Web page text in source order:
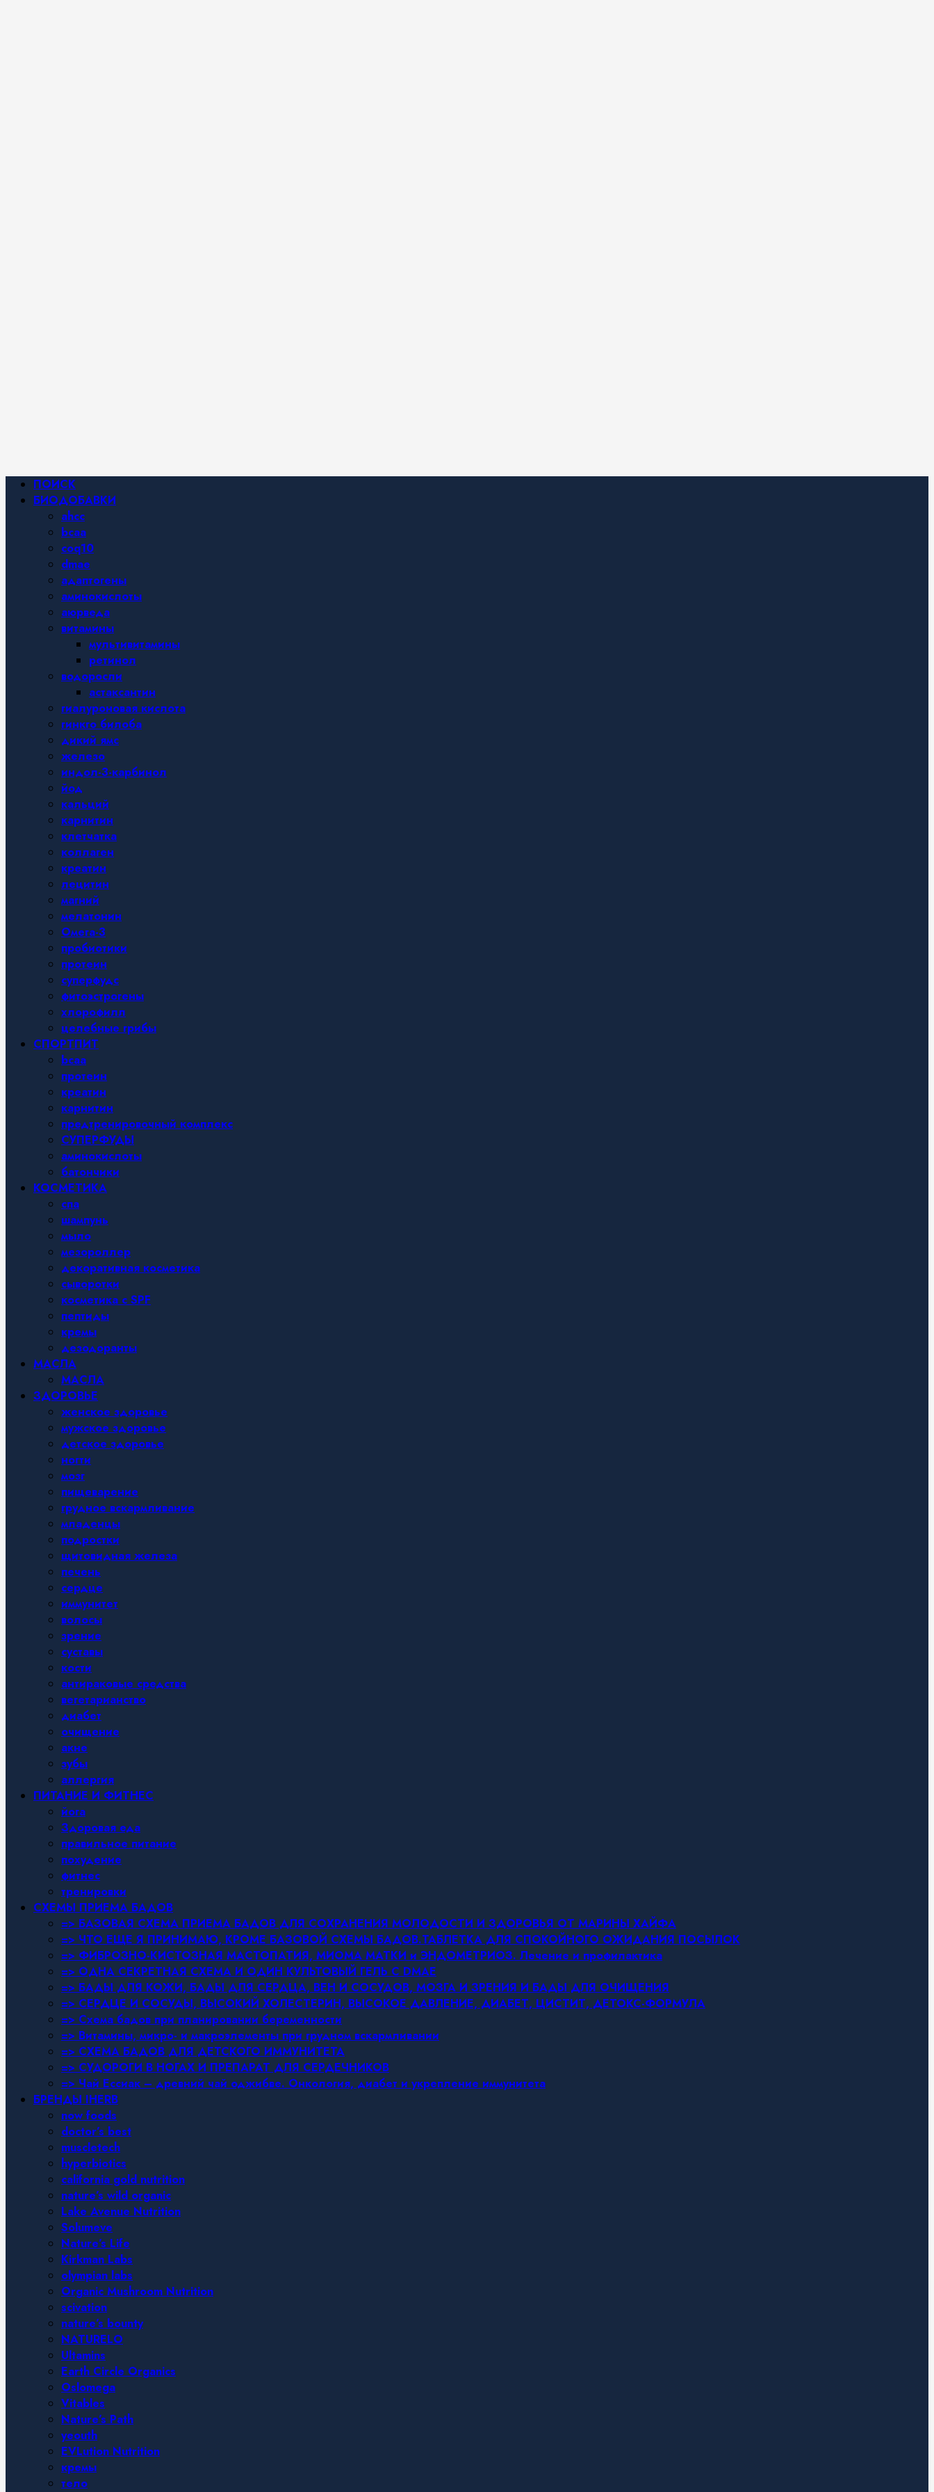
Основное
меню
ПОИСК
БИОДОБАВКИ
ahcc
bcaa
coq10
dmae
адаптогены
аминокислоты
аюрведа
витамины
мультивитамины
ретинол
водоросли
астаксантин
гиалуроновая кислота
гинкго билоба
дикий ямс
железо
индол-3-карбинол
йод
кальций
карнитин
клетчатка
коллаген
креатин
лецитин
магний
мелатонин
Омега-3
пробиотики
протеин
суперфудс
фитоэстрогены
хлорофилл
целебные грибы
СПОРТПИТ
bcaa
протеин
креатин
карнитин
предтренировочный комплекс
СУПЕРФУДЫ
аминокислоты
батончики
КОСМЕТИКА
спа
шампунь
мыло
мезороллер
декоративная косметика
сыворотки
косметика с SPF
пептиды
кремы
дезодоранты
МАСЛА
МАСЛА
ЗДОРОВЬЕ
женское здоровье
мужское здоровье
детское здоровье
ногти
мозг
пищеварение
грудное вскармливание
младенцы
подростки
щитовидная железа
печень
сердце
иммунитет
волосы
зрение
суставы
кости
антираковые средства
вегетарианство
диабет
очищение
акне
зубы
аллергия
ПИТАНИЕ И ФИТНЕС
йога
Здоровая еда
правильное питание
похудение
фитнес
тренировки
СХЕМЫ ПРИЕМА БАДОВ
=> БАЗОВАЯ СХЕМА ПРИЕМА БАДОВ ДЛЯ СОХРАНЕНИЯ МОЛОДОСТИ И ЗДОРОВЬЯ ОТ МАРИНЫ ХАЙФА
=> ЧТО ЕЩЕ Я ПРИНИМАЮ, КРОМЕ БАЗОВОЙ СХЕМЫ БАДОВ.ТАБЛЕТКА ДЛЯ СПОКОЙНОГО ОЖИДАНИЯ ПОСЫЛОК
=> ФИБРОЗНО-КИСТОЗНАЯ МАСТОПАТИЯ, МИОМА МАТКИ и ЭНДОМЕТРИОЗ. Лечение и профилактика
=> ОДНА СЕКРЕТНАЯ СХЕМА И ОДИН КУЛЬТОВЫЙ ГЕЛЬ С DMAE
=> БАДЫ ДЛЯ КОЖИ, БАДЫ ДЛЯ СЕРДЦА, ВЕН И СОСУДОВ, МОЗГА И ЗРЕНИЯ И БАДЫ ДЛЯ ОЧИЩЕНИЯ
=> СЕРДЦЕ И СОСУДЫ, ВЫСОКИЙ ХОЛЕСТЕРИН, ВЫСОКОЕ ДАВЛЕНИЕ, ДИАБЕТ, ЦИСТИТ, ДЕТОКС-ФОРМУЛА
=> Схема бадов при планировании беременности
=> Витамины, микро- и макроэлементы при грудном вскармливании
=> СХЕМА БАДОВ ДЛЯ ДЕТСКОГО ИММУНИТЕТА
=> СУДОРОГИ В НОГАХ И ПРЕПАРАТ ДЛЯ СЕРДЕЧНИКОВ
=> Чай Ессиак – древний чай оджибве. Онкология, диабет и укрепление иммунитета
БРЕНДЫ IHERB
now foods
doctor’s best
muscletech
hyperbiotics
california gold nutrition
nature’s wild organic
Lake Avenue Nutrition
Solumeve
Nature’s Life
Kirkman Labs
olympian labs
Organic Mushroom Nutrition
scivation
nature’s bounty
NATURELO
Ultamins
Earth Circle Organics
Oslomega
Vitables
Nature’s Path
yeouth
EVLution Nutrition
кремы
тело